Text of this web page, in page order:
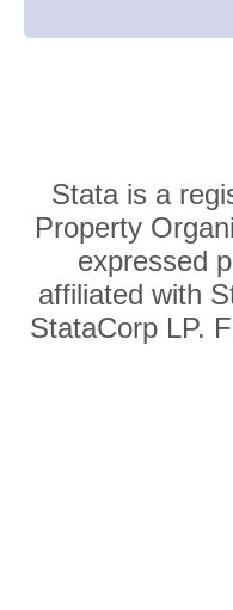
Stata is a
Property
expressed
affiliated with
StataCorp LP.